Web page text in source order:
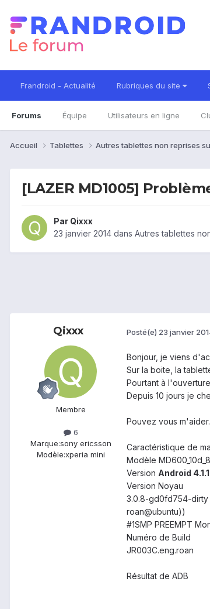
Frandroid - Actualité Rubriques du site
Forums Équipe Utilisateurs en ligne
Accueil Tablettes Autres tablettes non reprises
[LAZER MD1005]
Par Qixxx
23 janvier 2014 dans Autres tablettes
Qixxx
Membre
6
Marque:sony ericsson
Modèle:xperia mini
Posté(e) 23 janvier
Bonjour, je viens
Sur la boite, la
Pourtant à
Depuis 10 jours je
Pouvez vous m'aider.
Caractéristique de
Modèle
Version Android 4.1.1
Version Noyau
3.0.8-gd0fd754-dirty
roan@ubuntu))
#1SMP PREEMPT
Numéro de Build
JR003C.eng.roan
Résultat de ADB